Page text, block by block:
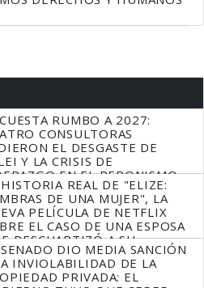
RUMBO A 2027:
CONSULTORAS
EL DESGASTE DE
Y LA CRISIS DE
EN EL PERONISMO
REAL DE "ELIZE:
DE UNA MUJER", LA
PELÍCULA DE NETFLIX
EL CASO DE UNA ESPOSA
DESCUARTIZÓ A SU
DIO MEDIA SANCIÓN
INVIOLABILIDAD DE LA
PRIVADA: EL